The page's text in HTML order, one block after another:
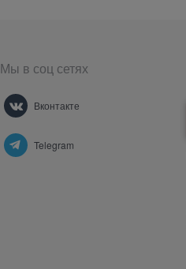
Мы в соц сетях
Вконтакте
Telegram